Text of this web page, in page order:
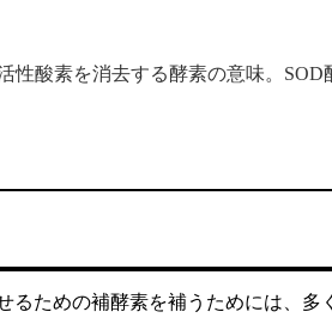
性酸素を消去する酵素の意味。SOD
ための補酵素を補うためには、多